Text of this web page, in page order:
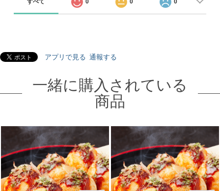
すべて 0 0 0
アプリで見る 通報する
一緒に購入されている
商品